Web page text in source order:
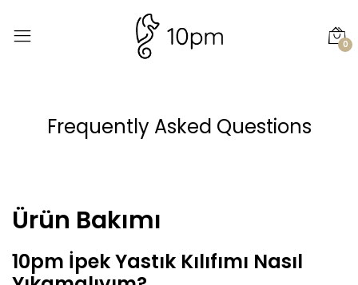
0
Frequently Asked Questions
Ürün Bakımı
10pm İpek Yastık Kılıfımı Nasıl